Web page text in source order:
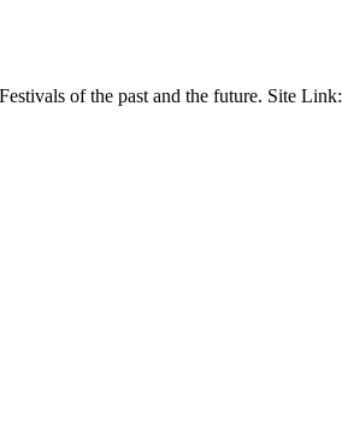
of the past and the future. Site Link: